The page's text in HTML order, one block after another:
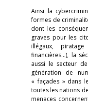
Ainsi la
formes de
dont les
graves pour les
illégaux,
financières…), la
aussi le secteur
génération de
« façades » dans
toutes les nations
menaces